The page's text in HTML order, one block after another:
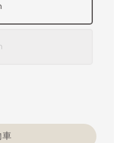
車